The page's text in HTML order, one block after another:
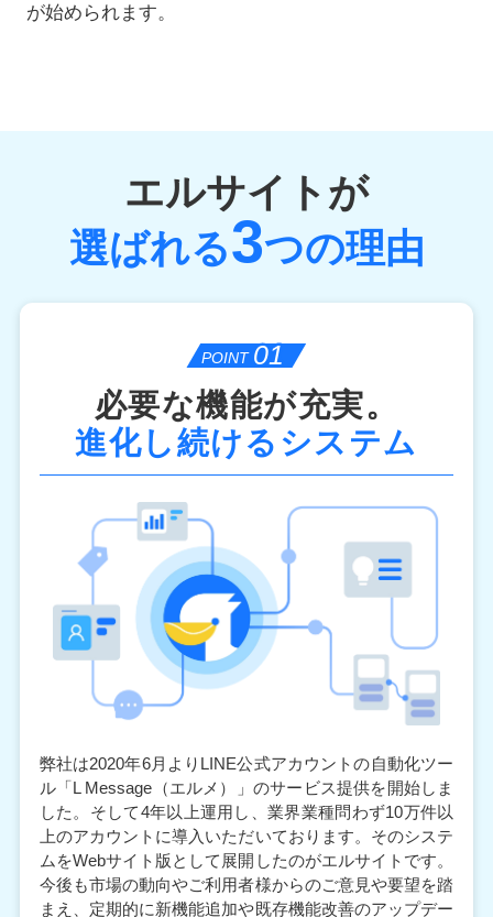
が始められます。
エルサイトが
選ばれる3つの理由
POINT
必要な機能が充実。
進化し続けるシステム
弊社は2020年6月より LINE公式アカウントの自動化ツー
ル「L Message（エルメ）」のサービス提供を開始しま
した。そして4年以上運用し、業界業種問わず10万件以
上のアカウントに導入いただいております。そのシステ
ムをWebサイト版として展開したのがエルサイトです。
今後も市場の動向やご利用者様からのご意見や要望を踏
まえ、定期的に新機能追加や既存機能改善のアップデー